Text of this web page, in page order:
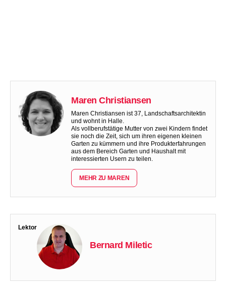
Maren Christiansen
Maren Christiansen ist 37, Landschaftsarchitektin
und wohnt in Halle.
Als vollberufstätige Mutter von zwei Kindern findet
sie noch die Zeit, sich um ihren eigenen kleinen
Garten zu kümmern und ihre Produkterfahrungen
aus dem Bereich Garten und Haushalt mit
interessierten Usern zu teilen.
MEHR ZU MAREN
Lektor
Bernard Miletic